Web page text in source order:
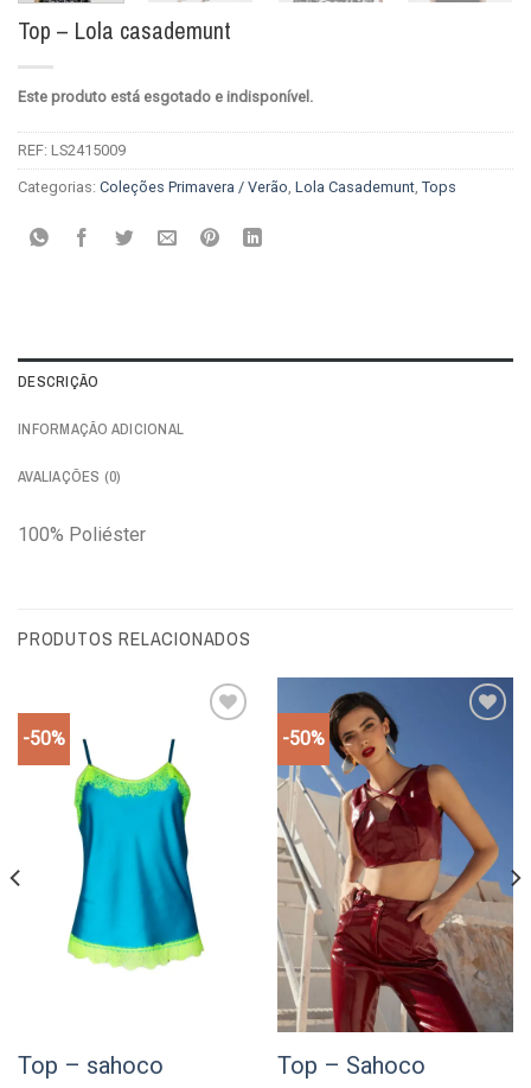
Top – Lola casademunt
Este produto está esgotado e indisponível.
REF: LS2415009
Categorias: Coleções Primavera / Verão Lola Casademunt Tops
DESCRIÇÃO
INFORMAÇÃO ADICIONAL
AVALIAÇÕES (0)
100% Poliéster
PRODUTOS RELACIONADOS
-50%
Top – sahoco
-50%
Top – Sahoco